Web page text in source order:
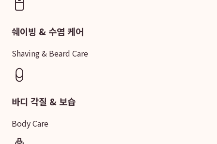
쉐이빙 & 수염 케어
Shaving & Beard Care
바디 각질 & 보습
Body Care